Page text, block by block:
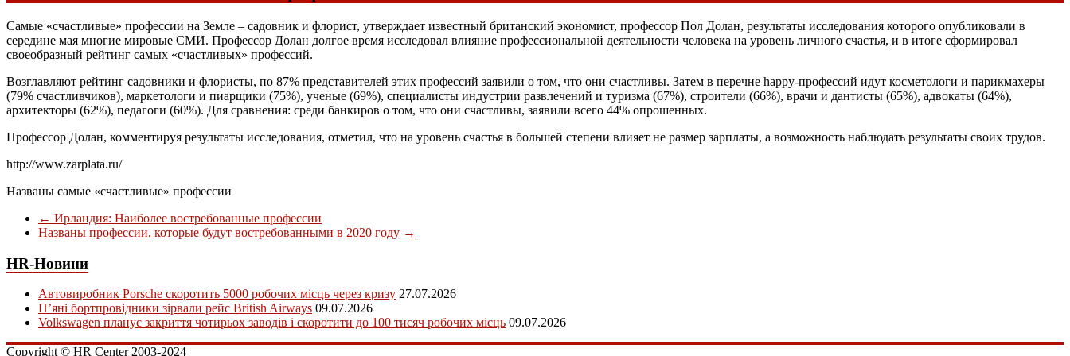
Самые «счастливые» профессии на Земле – садовник и флорист, утверждает известный британский экономист, профессор Пол Долан, результаты исследования которого опубликовали в
середине мая многие мировые СМИ. Профессор Долан долгое время исследовал влияние профессиональной деятельности человека на уровень личного счастья, и в итоге сформировал
своеобразный рейтинг самых «счастливых» профессий.
Возглавляют рейтинг садовники и флористы, по 87% представителей этих профессий заявили о том, что они счастливы. Затем в перечне happy-профессий идут косметологи и парикмахеры
(79% счастливчиков), маркетологи и пиарщики (75%), ученые (69%), специалисты индустрии развлечений и туризма (67%), строители (66%), врачи и дантисты (65%), адвокаты (64%),
архитекторы (62%), педагоги (60%). Для сравнения: среди банкиров о том, что они счастливы, заявили всего 44% опрошенных.
Профессор Долан, комментируя результаты исследования, отметил, что на уровень счастья в большей степени влияет не размер зарплаты, а возможность наблюдать результаты своих трудов.
http://www.zarplata.ru/
Названы самые «счастливые» профессии
← Ирландия: Наиболее востребованные профессии
Названы профессии, которые будут востребованными в 2020 году →
HR-Новини
Автовиробник Porsche скоротить 5000 робочих місць через кризу 27.07.2026
П’яні бортпровідники зірвали рейс British Airways 09.07.2026
Volkswagen планує закриття чотирьох заводів і скоротити до 100 тисяч робочих місць 09.07.2026
Copyright © HR Center 2003-2024